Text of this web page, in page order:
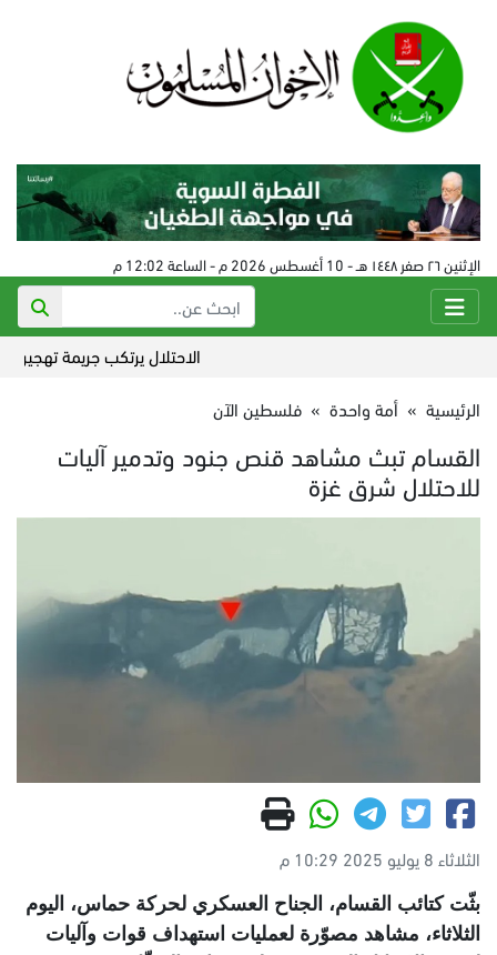
الإثنين ٢٦ صفر ١٤٤٨ هـ - 10 أغسطس 2026 م - الساعة 12:02 م
الاحتلال يرتكب جريمة تهجير
الرئيسية » أمة واحدة » فلسطين الآن
القسام تبث مشاهد قنص جنود وتدمير آليات
للاحتلال شرق غزة
الثلاثاء 8 يوليو 2025 10:29 م
بثّت كتائب القسام، الجناح العسكري لحركة حماس، اليوم
الثلاثاء، مشاهد مصوّرة لعمليات استهداف قوات وآليات